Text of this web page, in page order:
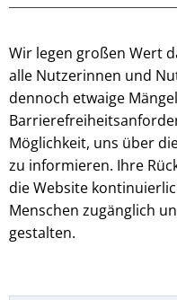
Wir legen großen Wert
alle Nutzerinnen und
dennoch etwaige
Möglichkeit, uns über
zu informieren. Ihre
die Website
Menschen zugänglich
gestalten.